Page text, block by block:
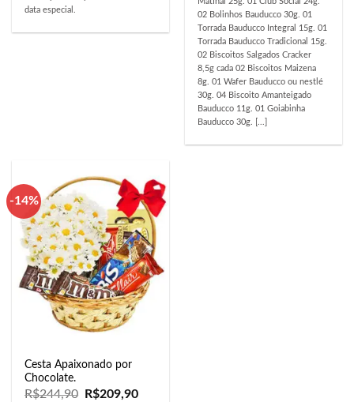
data especial.
02 Bolinhos Bauducco 30g. 01
Torrada Bauducco Integral 15g. 01
Torrada Bauducco Tradicional 15g.
02 Biscoitos Salgados Cracker
8,5g cada 02 Biscoitos Maizena
8g. 01 Wafer Bauducco ou nestlé
30g. 04 Biscoito Amanteigado
Bauducco 11g. 01 Goiabinha
Bauducco 30g. [...]
-14%
Cesta Apaixonado por
Chocolate.
R$244,90 R$209,90